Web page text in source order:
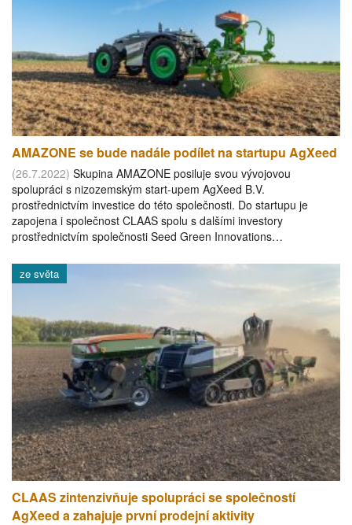
AMAZONE se bude nadále podílet na startupu AgXeed
(26.7.2022) Skupina AMAZONE posiluje svou vývojovou
spolupráci s nizozemským start-upem AgXeed B.V.
prostřednictvím investice do této společnosti. Do startupu je
zapojena i společnost CLAAS spolu s dalšími investory
prostřednictvím společnosti Seed Green Innovations…
ze světa
CLAAS zintenzivňuje spolupráci se společností
AgXeed a zahajuje první prodejní aktivity